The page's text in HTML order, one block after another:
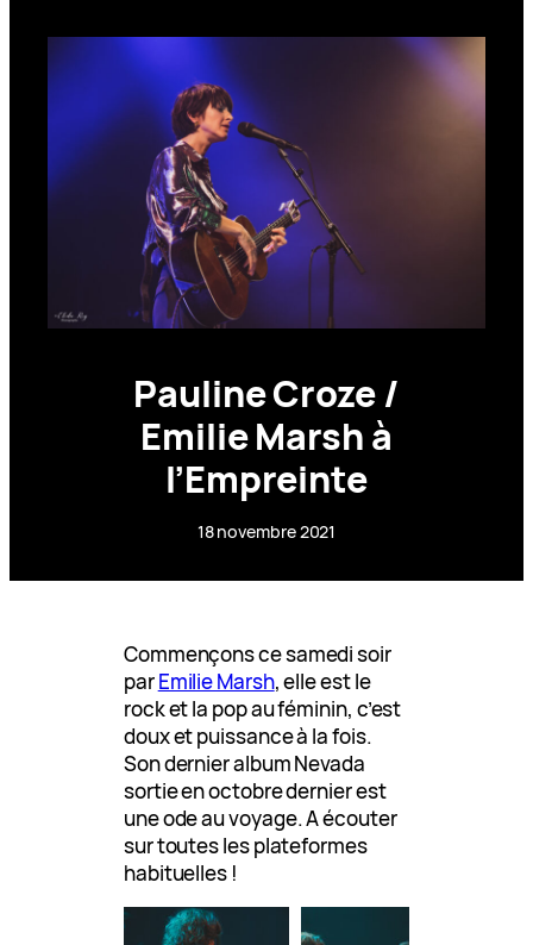
Pauline Croze /
Emilie Marsh à
l’Empreinte
18 novembre 2021
Commençons ce samedi soir
parEmilie Marsh, elle est le
rock et la pop au féminin, c’est
doux et puissance à la fois.
Son dernier album Nevada
sortie en octobre dernier est
une ode au voyage. A écouter
sur toutes les plateformes
habituelles !